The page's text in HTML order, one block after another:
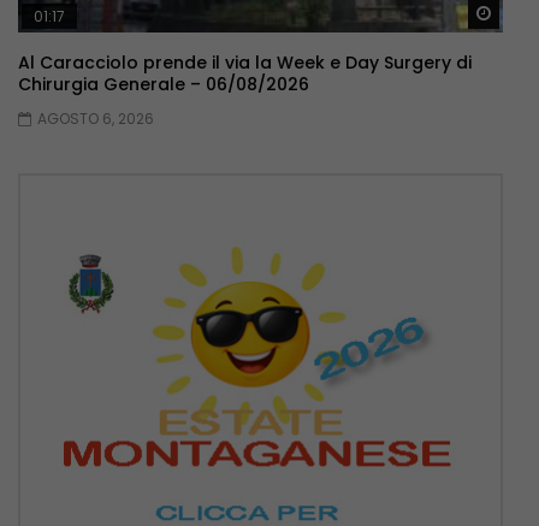
01:17
Al Caracciolo prende il via la Week e Day Surgery di
Chirurgia Generale – 06/08/2026
AGOSTO 6, 2026